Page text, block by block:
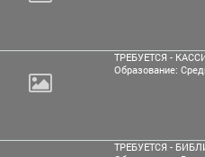
ТРЕБУЕТСЯ -
Образование:
ТРЕБУЕТСЯ -